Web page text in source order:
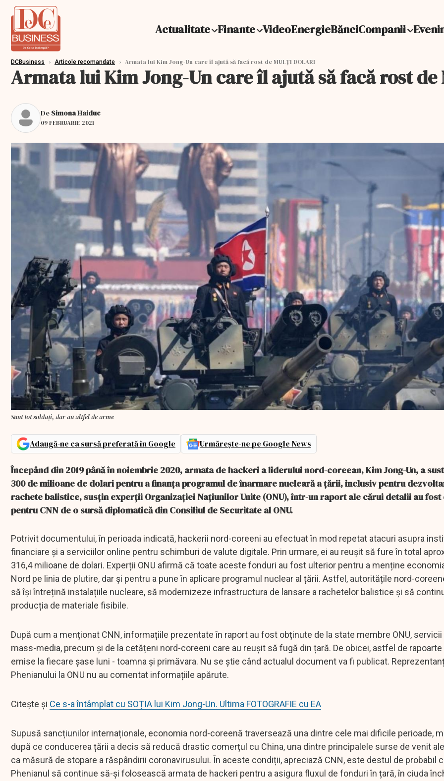
Actualitate Finante VideoEnergieBănciCompanii
DCBusiness › Articole recomandate › Armata lui Kim Jong-Un care îl ajută să facă rost de MULȚI DOLARI
Armata lui Kim Jong-Un care îl ajută să facă rost de
De Simona Haiduc
09 FEBRUARIE 2021
Sunt tot soldați, dar au altfel de arme
Adaugă-ne ca sursă preferată în Google Urmărește-ne pe Google News
Începând din 2019 până în noiembrie 2020, armata de hackeri a liderului nord-coreean, Kim Jong-Un, a
300 de milioane de dolari pentru a finanța programul de înarmare nucleară a țării, inclusiv pentru
rachete balistice, susțin experții Organizației Națiunilor Unite (ONU), într-un raport ale cărui detalii au fost
pentru CNN de o sursă diplomatică din Consiliul de Securitate al ONU.
Potrivit documentului, în perioada indicată, hackerii nord-coreeni au efectuat în mod repetat atacuri asupra
financiare și a serviciilor online pentru schimburi de valute digitale. Prin urmare, ei au reușit să fure în total
316,4 milioane de dolari. Experții ONU afirmă că toate aceste fonduri au fost ulterior pentru a menține
Nord pe linia de plutire, dar și pentru a pune în aplicare programul nuclear al țării. Astfel, autoritățile nord-
să își întrețină instalațiile nucleare, să modernizeze infrastructura de lansare a rachetelor balistice și să
producția de materiale fisibile.
După cum a menționat CNN, informațiile prezentate în raport au fost obținute de la state membre ONU,
mass-media, precum și de la cetățeni nord-coreeni care au reușit să fugă din țară. De obicei, astfel de
emise la fiecare șase luni - toamna și primăvara. Nu se știe când actualul document va fi publicat.
Phenianului la ONU nu au comentat informațiile apărute.
Citește și Ce s-a întâmplat cu SOȚIA lui Kim Jong-Un. Ultima FOTOGRAFIE cu EA
Supusă sancțiunilor internaționale, economia nord-coreenă traversează una dintre cele mai dificile perioade,
după ce conducerea țării a decis să reducă drastic comerțul cu China, una dintre principalele surse de venit
ca măsură de stopare a răspândirii coronavirusului. În aceste condiții, apreciază CNN, este destul de probabil
Phenianul să continue să-și folosească armata de hackeri pentru a asigura fluxul de fonduri în țară, în ciuda